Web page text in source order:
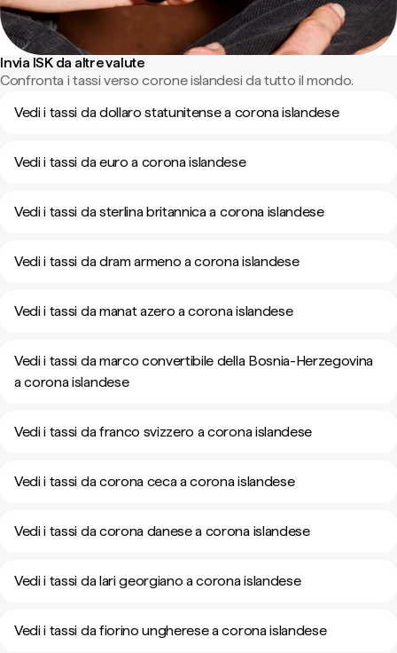
Invia ISK da altre valute
Confronta i tassi verso corone islandesi da tutto il mondo.
Vedi i tassi da dollaro statunitense a corona islandese
Vedi i tassi da euro a corona islandese
Vedi i tassi da sterlina britannica a corona islandese
Vedi i tassi da dram armeno a corona islandese
Vedi i tassi da manat azero a corona islandese
Vedi i tassi da marco convertibile della Bosnia-Herzegovina
a corona islandese
Vedi i tassi da franco svizzero a corona islandese
Vedi i tassi da corona ceca a corona islandese
Vedi i tassi da corona danese a corona islandese
Vedi i tassi da lari georgiano a corona islandese
Vedi i tassi da fiorino ungherese a corona islandese